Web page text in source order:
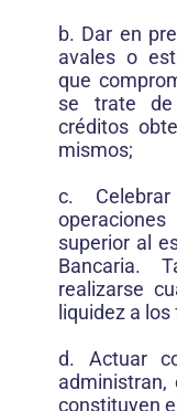
b. Dar en
avales o
que
se trate de
créditos
mismos;
c.
superior al
Bancaria.
realizarse
liquidez a
d. Actuar
administran,
constituyen